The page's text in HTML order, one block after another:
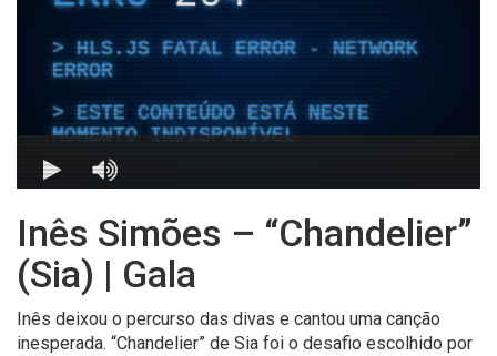
Inês Simões – “Chandelier”
(Sia) | Gala
Inês deixou o percurso das divas e cantou uma canção
inesperada. “Chandelier” de Sia foi o desafio escolhido por